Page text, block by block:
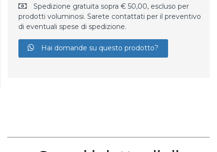
Spedizione gratuita sopra € 50,00, escluso per
prodotti voluminosi. Sarete contattati per il preventivo
di eventuali spese di spedizione.
Hai domande su questo prodotto?